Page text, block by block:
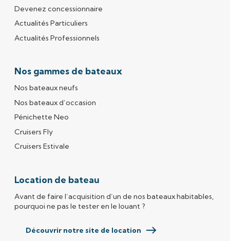
Devenez concessionnaire
Actualités Particuliers
Actualités Professionnels
Nos gammes de bateaux
Nos bateaux neufs
Nos bateaux d’occasion
Pénichette Neo
Cruisers Fly
Cruisers Estivale
Location de bateau
Avant de faire l’acquisition d’un de nos bateaux habitables,
pourquoi ne pas le tester en le louant ?
Découvrir notre site de location